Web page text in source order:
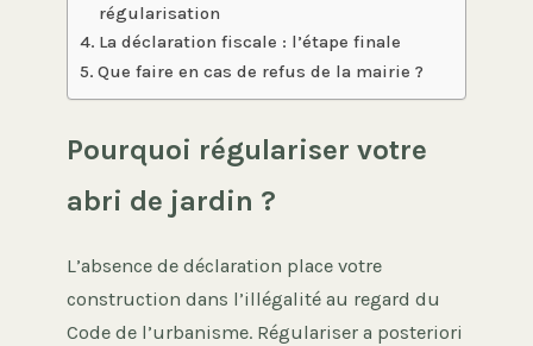
régularisation
La déclaration fiscale : l’étape finale
Que faire en cas de refus de la mairie ?
Pourquoi régulariser votre
abri de jardin ?
L’absence de déclaration place votre
construction dans l’illégalité au regard du
Code de l’urbanisme. Régulariser a posteriori